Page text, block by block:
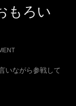
もろい
いながら参戦して